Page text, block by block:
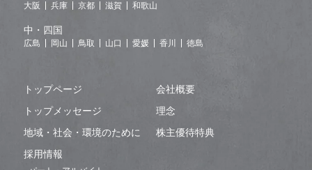
トップページ
会社概要
トップメッセージ
理念
地域・社会・環境のために
株主優待特典
採用情報
大阪 兵庫 京都 滋賀 和歌山
中・四国
広島 岡山 鳥取 山口 愛媛 香川 徳島